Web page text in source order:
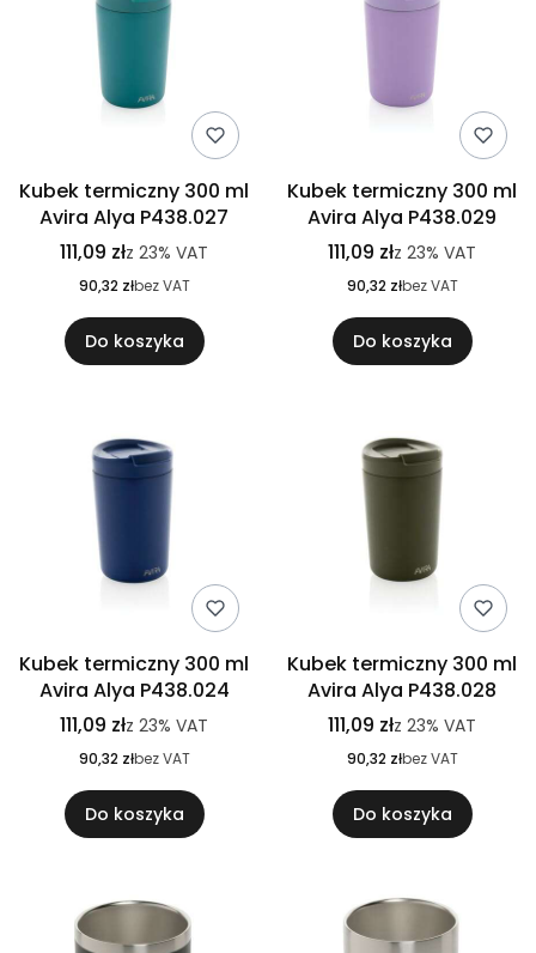
Kubek termiczny 300 ml
Avira Alya P438.027
111,09 złz 23% VAT
90,32 złbez VAT
Do koszyka
Kubek termiczny 300 ml
Avira Alya P438.029
111,09 złz 23% VAT
90,32 złbez VAT
Do koszyka
Kubek termiczny 300 ml
Avira Alya P438.024
111,09 złz 23% VAT
90,32 złbez VAT
Do koszyka
Kubek termiczny 300 ml
Avira Alya P438.028
111,09 złz 23% VAT
90,32 złbez VAT
Do koszyka